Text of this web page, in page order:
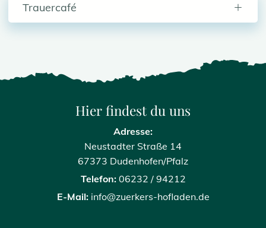
Trauercafé
Hier findest du uns
Adresse:
Neustadter Straße 14
67373 Dudenhofen/Pfalz
Telefon:06232 / 94212
E-Mail:info@zuerkers-hofladen.de